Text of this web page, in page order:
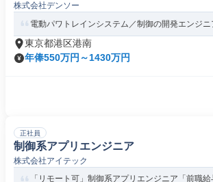
株式会社デンソー
電動パワトレインシステム／制御の開発エンジニ
東京都港区港南
年俸550万円～1430万円
正社員
制御系アプリエンジニア
株式会社アイテック
「リモート可」制御系アプリエンジニア「前職